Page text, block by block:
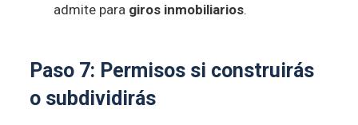
admite para giros inmobiliarios.
Paso 7: Permisossi construirás
o subdividirás